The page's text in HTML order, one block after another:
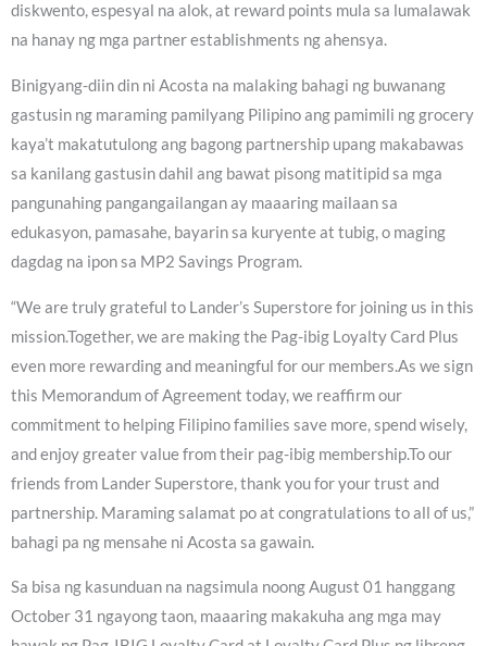
diskwento, espesyal na alok, at reward points mula sa lumalawak
na hanay ng mga partner establishments ng ahensya.
Binigyang-diin din ni Acosta na malaking bahagi ng buwanang
gastusin ng maraming pamilyang Pilipino ang pamimili ng grocery
kaya’t makatutulong ang bagong partnership upang makabawas
sa kanilang gastusin dahil ang bawat pisong matitipid sa mga
pangunahing pangangailangan ay maaaring mailaan sa
edukasyon, pamasahe, bayarin sa kuryente at tubig, o maging
dagdag na ipon sa MP2 Savings Program.
“We are truly grateful to Lander’s Superstore for joining us in this
mission.Together, we are making the Pag-ibig Loyalty Card Plus
even more rewarding and meaningful for our members.As we sign
this Memorandum of Agreement today, we reaffirm our
commitment to helping Filipino families save more, spend wisely,
and enjoy greater value from their pag-ibig membership.To our
friends from Lander Superstore, thank you for your trust and
partnership. Maraming salamat po at congratulations to all of us,”
bahagi pa ng mensahe ni Acosta sa gawain.
Sa bisa ng kasunduan na nagsimula noong August 01 hanggang
October 31 ngayong taon, maaaring makakuha ang mga may